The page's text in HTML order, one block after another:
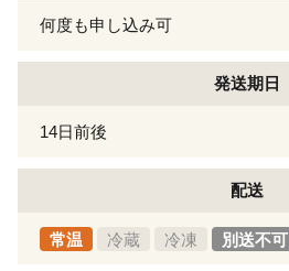
何度も申し込み可
発送期日
14日前後
配送
常温 冷蔵 冷凍 別送不可